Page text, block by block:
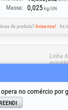
Massa: 0,025 kg/UN
do produto?Avise-nos! As
Linha
no comércio